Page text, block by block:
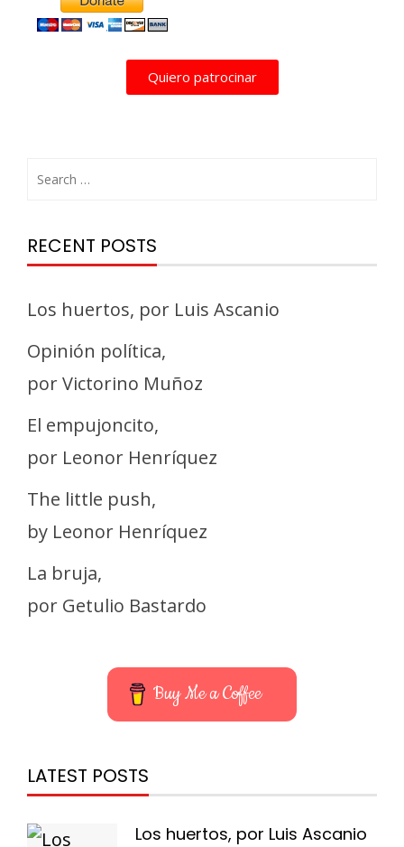
Quiero patrocinar
RECENT POSTS
Los huertos, por Luis Ascanio
Opinión política,
por Victorino Muñoz
El empujoncito,
por Leonor Henríquez
The little push,
by Leonor Henríquez
La bruja,
por Getulio Bastardo
Buy Me a Coffee
LATEST POSTS
Los huertos, por Luis Ascanio